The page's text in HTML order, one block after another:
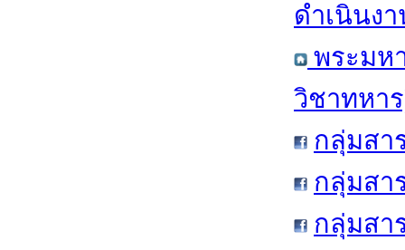
ดำเนินง
พระมห
วิชาทหา
กลุ่มสา
กลุ่มสา
กลุ่มสา